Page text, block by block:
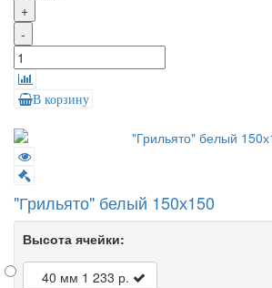
+
-
В корзину
"Грильято" белый 150х150
Высота ячейки:
40 мм 1 233 р.